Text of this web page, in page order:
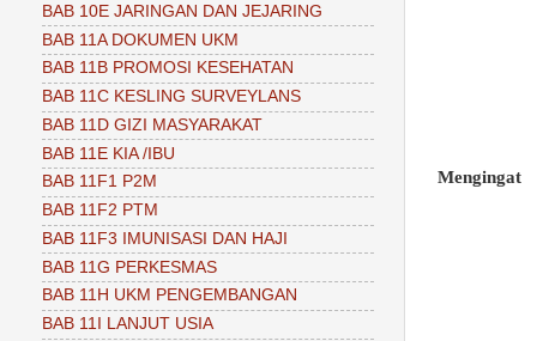
Mengingat
BAB 10E JARINGAN DAN JEJARING
BAB 11A DOKUMEN UKM
BAB 11B PROMOSI KESEHATAN
BAB 11C KESLING SURVEYLANS
BAB 11D GIZI MASYARAKAT
BAB 11E KIA /IBU
BAB 11F1 P2M
BAB 11F2 PTM
BAB 11F3 IMUNISASI DAN HAJI
BAB 11G PERKESMAS
BAB 11H UKM PENGEMBANGAN
BAB 11I LANJUT USIA